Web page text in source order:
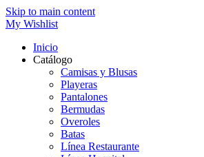
Skip to main content
My Wishlist
Inicio
Catálogo
Camisas y Blusas
Playeras
Pantalones
Bermudas
Overoles
Batas
Línea Restaurante